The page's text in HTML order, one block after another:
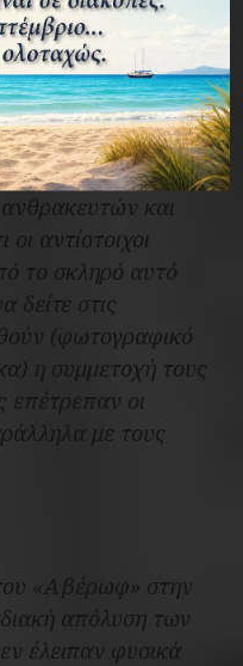
του "Αβέρωφ"
και
αντίστοιχοι
το σκληρό αυτό
δείτε στις
(φωτογραφικό
η συμμετοχή τους
επέτρεπαν οι
με τους
«Αβέρωφ» στην
απόλυση των
έλειπαν φυσικά